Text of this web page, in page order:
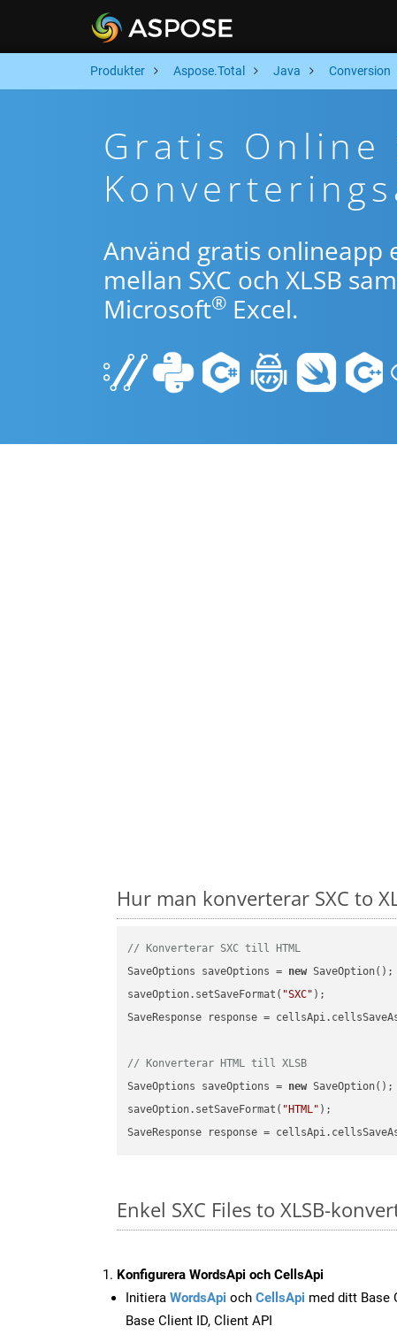
Produkter Aspose.Total Java Conversion
Gratis Online
Använd gratis onlineapp
mellan SXC och XLSB
Microsoft® Excel.
Hur man konverterar SXC to
// Konverterar SXC till HTML
SaveOptions saveOptions = new SaveOption();
saveOption.setSaveFormat( "SXC" );
SaveResponse response =
// Konverterar HTML till XLSB
SaveOptions saveOptions = new SaveOption();
saveOption.setSaveFormat( "HTML" );
SaveResponse response =
Enkel SXC Files to XLSB-
Konfigurera WordsApi och CellsApi
Initiera WordsApi och CellsApi med ditt Base
Base Client ID, Client API